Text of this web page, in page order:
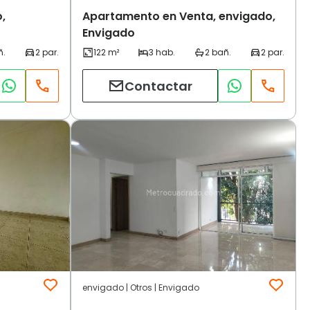
Apartamento en Venta, envigado,
Envigado
Contactar
envigado | Otros | Envigado